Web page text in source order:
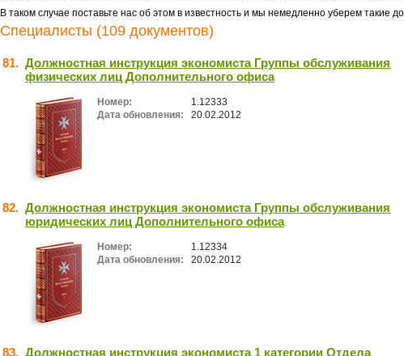
В таком случае поставьте нас об этом в известность и мы немедленно уберем такие
Специалисты (109 документов)
81. Должностная инструкция экономиста Группы обслуживания
физических лиц Дополнительного офиса
Номер:
1.12333
Дата обновления:
20.02.2012
82. Должностная инструкция экономиста Группы обслуживания
юридических лиц Дополнительного офиса
Номер:
1.12334
Дата обновления:
20.02.2012
83. Должностная инструкция экономиста 1 категории Отдела